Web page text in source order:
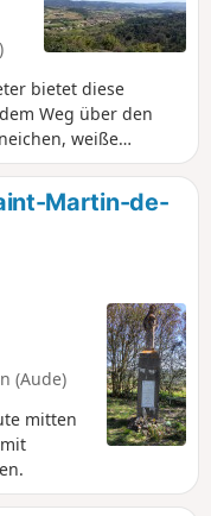
bietet diese
Weg über den
weiße
andere Pflanzen
Martin-de-
(Aude)
mitten